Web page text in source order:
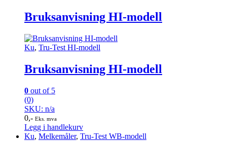
Bruksanvisning HI-modell
Ku, Tru-Test HI-modell
Bruksanvisning HI-modell
0 out of 5
(0)
SKU: n/a
0,- Eks. mva
Legg i handlekurv
Ku, Melkemåler, Tru-Test WB-modell